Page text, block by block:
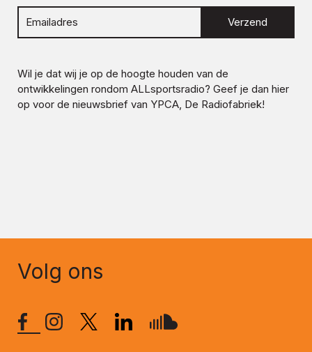
Verzend
Wil je dat wij je op de hoogte houden van de
ontwikkelingen rondom ALLsportsradio? Geef je dan hier
op voor de nieuwsbrief van YPCA, De Radiofabriek!
Volg ons